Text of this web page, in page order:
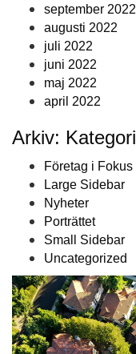
september 2022
augusti 2022
juli 2022
juni 2022
maj 2022
april 2022
Arkiv: Kategori
Företag i Fokus
Large Sidebar
Nyheter
Porträttet
Small Sidebar
Uncategorized